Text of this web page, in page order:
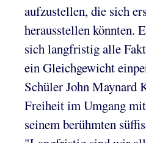
aufzustellen, die sich
herausstellen könnten.
sich langfristig alle
ein Gleichgewicht
Schüler John Maynard
Freiheit im Umgang
seinem berühmten